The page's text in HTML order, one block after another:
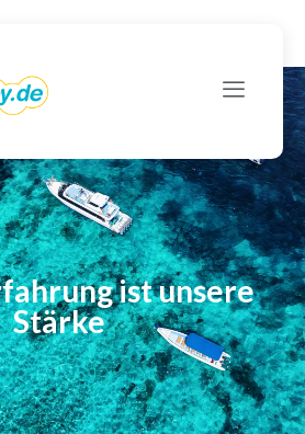
ist unsere
Stärke